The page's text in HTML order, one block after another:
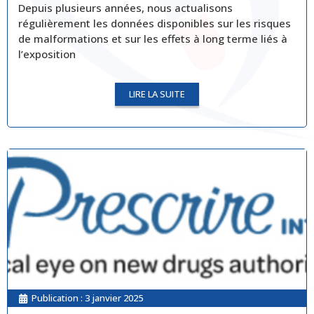
Depuis plusieurs années, nous actualisons
régulièrement les données disponibles sur les risques
de malformations et sur les effets à long terme liés à
l’exposition
LIRE LA SUITE
Publication : 3 janvier 2025